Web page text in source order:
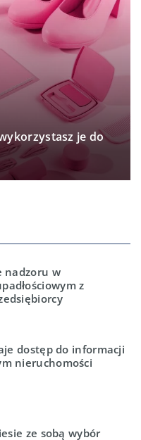
je do
nadzoru w
z
dostęp do informacji
nieruchomości
ze sobą wybór